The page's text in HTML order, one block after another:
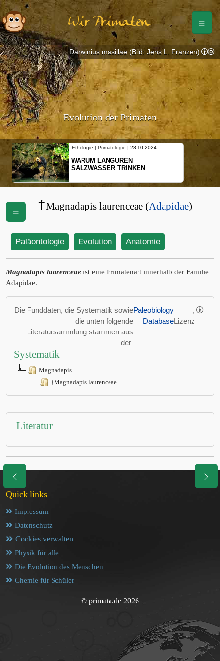
Wir Primaten
Evolution der Primaten
Ethologie | Primatologie | 28.10.2024
WARUM LANGUREN
SALZWASSER TRINKEN
Darwinius masillae (Bild: Jens L. Franzen)
†Magnadapis laurenceae (Adapidae)
Paläontologie Evolution Anatomie
Magnadapis laurenceae ist eine Primatenart innerhalb der Familie
Adapidae.
Die Funddaten, die Systematik sowie
die unten folgende
Literatursammlung stammen aus
der
Paleobiology
Database
,
Lizenz
Systematik
Magnadapis
†Magnadapis laurenceae
Literatur
Quick links
Impressum
Datenschutz
Cookies verwalten
Physik für alle
Die Evolution des Menschen
Chemie für Schüler
© primata.de 2026